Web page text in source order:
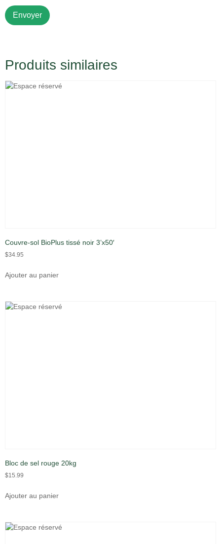
Produits similaires
Couvre-sol BioPlus tissé noir 3’x50′
$34.95
Ajouter au panier
Bloc de sel rouge 20kg
$15.99
Ajouter au panier